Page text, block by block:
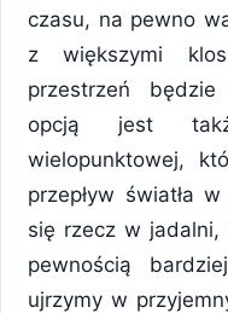
czasu, na pewno
z większymi
przestrzeń
opcją jest
wielopunktowej,
przepływ światła
się rzecz w jadalni,
pewnością
ujrzymy w